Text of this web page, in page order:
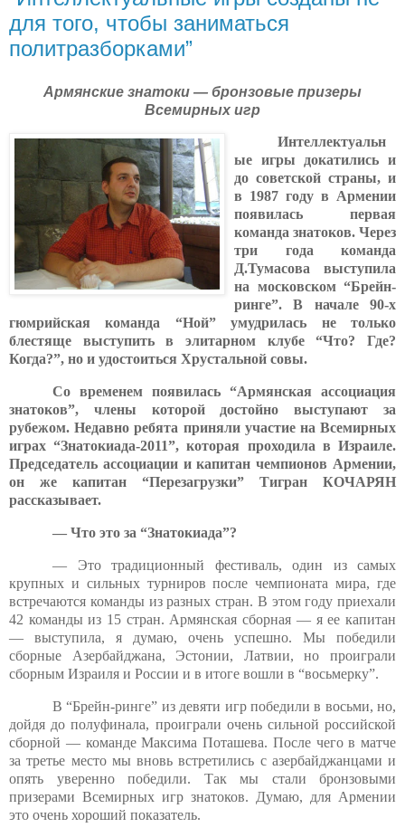
для того, чтобы заниматься
политразборками”
Армянские знатоки — бронзовые призеры
Всемирных игр
Интеллектуальн
ые игры докатились и
до советской страны, и
в 1987 году в Армении
появилась первая
команда знатоков. Через
три года команда
Д.Тумасова выступила
на московском “Брейн-
ринге”. В начале 90-х
гюмрийская команда “Ной” умудрилась не только
блестяще выступить в элитарном клубе “Что? Где?
Когда?”, но и удостоиться Хрустальной совы.
Со временем появилась “Армянская ассоциация
знатоков”, члены которой достойно выступают за
рубежом. Недавно ребята приняли участие на Всемирных
играх “Знатокиада-2011”, которая проходила в Израиле.
Председатель ассоциации и капитан чемпионов Армении,
он же капитан “Перезагрузки” Тигран КОЧАРЯН
рассказывает.
— Что это за “Знатокиада”?
— Это традиционный фестиваль, один из самых
крупных и сильных турниров после чемпионата мира, где
встречаются команды из разных стран. В этом году приехали
42 команды из 15 стран. Армянская сборная — я ее капитан
— выступила, я думаю, очень успешно. Мы победили
сборные Азербайджана, Эстонии, Латвии, но проиграли
сборным Израиля и России и в итоге вошли в “восьмерку”.
В “Брейн-ринге” из девяти игр победили в восьми, но,
дойдя до полуфинала, проиграли очень сильной российской
сборной — команде Максима Поташева. После чего в матче
за третье место мы вновь встретились с азербайджанцами и
опять уверенно победили. Так мы стали бронзовыми
призерами Всемирных игр знатоков. Думаю, для Армении
это очень хороший показатель.